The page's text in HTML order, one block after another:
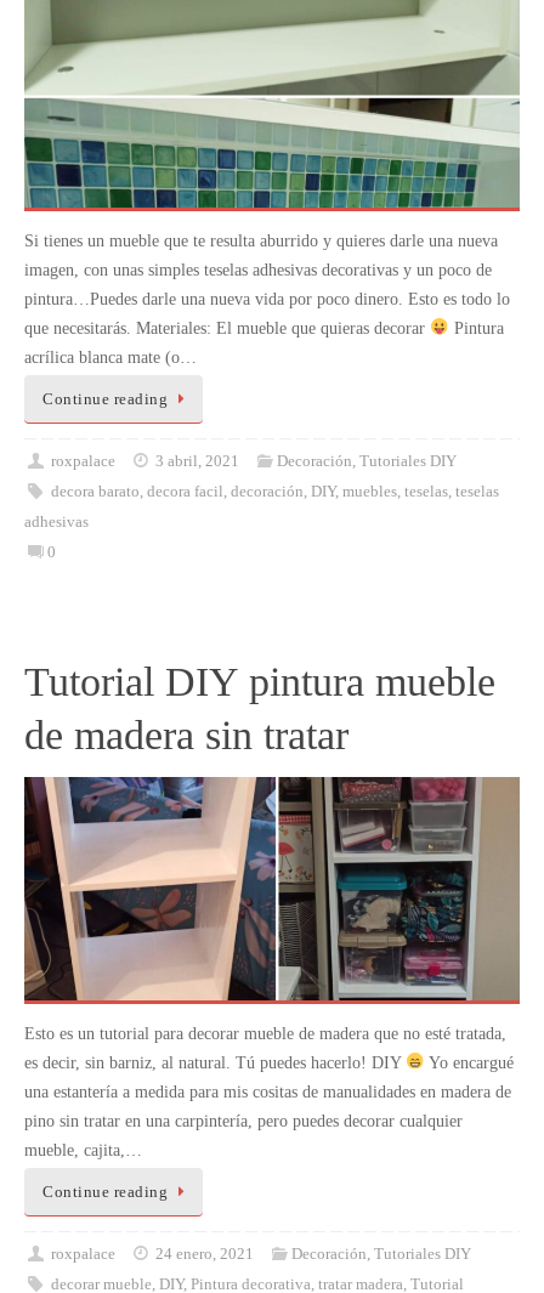
Si tienes un mueble que te resulta aburrido y quieres darle una nueva
imagen, con unas simples teselas adhesivas decorativas y un poco de
pintura…Puedes darle una nueva vida por poco dinero. Esto es todo lo
que necesitarás. Materiales: El mueble que quieras decorar
Pintura
acrílica blanca mate (o…
Continue reading
roxpalace 3 abril, 2021 Decoración, Tutoriales DIY
decora barato, decora facil, decoración, DIY, muebles, teselas, teselas
adhesivas
0
Tutorial DIY pintura mueble
de madera sin tratar
Esto es un tutorial para decorar mueble de madera que no esté tratada,
es decir, sin barniz, al natural. Tú puedes hacerlo! DIY
Yo encargué
una estantería a medida para mis cositas de manualidades en madera de
pino sin tratar en una carpintería, pero puedes decorar cualquier
mueble, cajita,…
Continue reading
roxpalace 24 enero, 2021 Decoración Tutoriales DIY
decorar mueble DIY, Pintura decorativa tratar madera Tutorial